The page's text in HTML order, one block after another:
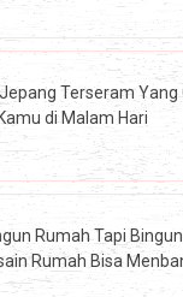
Terseram Yang
di Malam Hari
Rumah Tapi
Rumah Bisa